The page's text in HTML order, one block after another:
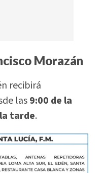
Morazán
recibirá
las9:00 de la
tarde.